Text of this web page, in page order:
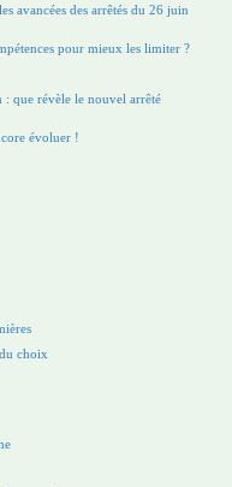
avancées des arrêtés du 26 juin
pour mieux les limiter ?
que révèle le nouvel arrêté
évoluer !
choix